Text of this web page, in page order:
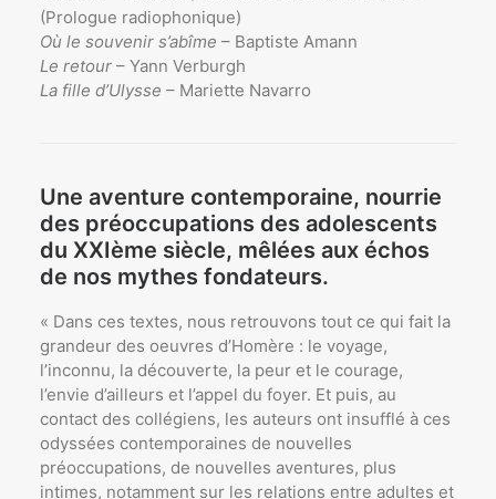
(Prologue radiophonique)
Où le souvenir s’abîme – Baptiste Amann
Le retour – Yann Verburgh
La fille d’Ulysse – Mariette Navarro
Une aventure contemporaine, nourrie
des préoccupations des adolescents
du XXIème siècle, mêlées aux échos
de nos mythes fondateurs.
« Dans ces textes, nous retrouvons tout ce qui fait la
grandeur des oeuvres d’Homère : le voyage,
l’inconnu, la découverte, la peur et le courage,
l’envie d’ailleurs et l’appel du foyer. Et puis, au
contact des collégiens, les auteurs ont insufflé à ces
odyssées contemporaines de nouvelles
préoccupations, de nouvelles aventures, plus
intimes, notamment sur les relations entre adultes et